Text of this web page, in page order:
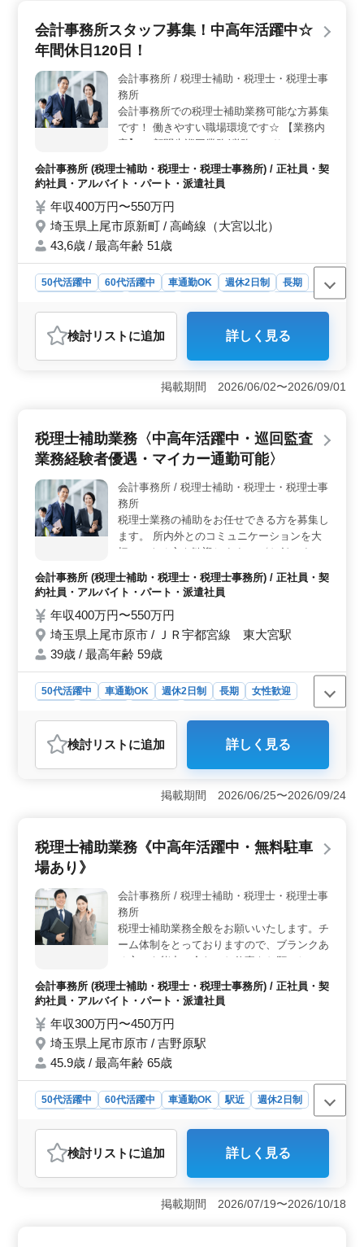
ライフバランスが整った環境で、充実したプライベート
を楽しむことが可能です。さらに、車通勤が可能である
をスムーズに図ることができます。 ＜ベテラン経験
者歓迎＞ 経験豊富な方々を歓迎し、彼らの貴重な経験
を活かして会計事務所の業務に貢献していただける環境
です。ベテランの方々が持つ洞察力や解決能力は、チー
ム全体の力を高め、お客様に最高水準のサービスを提供
会計事務所スタッフ募集！中高年活躍中☆
年間休日120日！
会計事務所 / 税理士補助・税理士・税理士事
務所
会計事務所での税理士補助業務可能な方募集
です！ 働きやすい職場環境です☆ 【業務内
容】 ・顧問先巡回業務(税務コンサルティン
グ・自計化指導等) ・各種申告書作成(法人
税・消費税・所得税) ・給与計算 ・社会保
険、労働保険関係業務 ・確定申告時期の対
応(個人事業主や企業役員) ・年末調整や法定
調書の作成 ＊正社員及びアルバイト・パー
トも募集！ ＊税理士資格取得希望者も歓迎
す！
会計事務所 (税理士補助・税理士・税理士事務所) / 正社員・契
約社員・アルバイト・パート・派遣社員
年収400万円〜550万円
埼玉県上尾市原新町 / 高崎線（大宮以北）
43,6歳 / 最高年齢 51歳
50代活躍中 60代活躍中 車通勤OK 週休2日制
長期
派遣社員
会計事務所
おすすめポイント
＜働きやすさ＞ 埼玉県上尾市原新町に位置する会計事
務所では、年間休日が120日と多く、週休2日制で残業も
少なめです。中高年層が活躍する環境で、女性も歓迎さ
所経験者を募集し、税理士補助業務を担当します。ま
た、税理士資格取得希望者も歓迎されています。ベテラ
発展が期待できます。給与は年収400万円〜550万円で、
賞与も年2回支給されます。 ＜立地＆交通アクセス
＞ 高崎線（大宮以北）沿線に位置し、車通勤が可能で
す。通勤手当は全額支給され、交通費の負担を軽減しま
す。これにより、通勤ストレスを最小限に抑え、快適な
検討リスト に追加 詳しく見る
掲載期間 2026/06/02〜2026/09/01
税理士補助業務〈中高年活躍中・巡回監査
業務経験者優遇・マイカー通勤可能〉
会計事務所 / 税理士補助・税理士・税理士事
務所
税理士業務の補助をお任せできる方を募集し
ます。 所内外とのコミュニケーションを大
切にできる方を歓迎します。 〈お任せする
仕事内容〉 ・記帳代行 ・決算書、申告書作
成の補助 ・来客対応、電話対応 ・顧問先の
巡回監査、経理指導等 ・その他税理士補助
業務 ◯マイカー通勤可能、無料駐車場ござ
います ◯税理士有資格者、税理士試験科目
合格者の方は条件面で優遇します ☆50代以
での経験を活かしてお仕事をしていただけま
す☆
会計事務所 (税理士補助・税理士・税理士事務所) / 正社員・契
約社員・アルバイト・パート・派遣社員
年収400万円〜550万円
埼玉県上尾市原市 / ＪＲ宇都宮線 東大宮駅
39歳 / 最高年齢 59歳
50代活躍中 車通勤OK 週休2日制 長期
女性歓迎
おすすめポイント
＜経験者優遇・マイカー通勤可能＞ 埼玉県上尾市原市
に位置する会計事務所では、税理士業務の補助を経験豊
富な方々からのご応募を歓迎しています。中高年の方々
お待ちしています。 ＜やりがいのある業務内容＞
税理士業務の補助業務を担当していただきます。記帳代
ます。また、顧問先の巡回監査や経理指導など、多彩な
業務があります。経験者や有資格者は特に歓迎されま
す。 ＜充実した福利厚生＞ 年収400万円から550万
円という魅力的な報酬に加えて、通勤手当の支給や年2回
の賞与など、充実した福利厚生が整っています。さら
検討リスト に追加 詳しく見る
掲載期間 2026/06/25〜2026/09/24
税理士補助業務《中高年活躍中・無料駐車
場あり》
会計事務所 / 税理士補助・税理士・税理士事
務所
税理士補助業務全般をお願いいたします。チ
ーム体制をとっておりますので、ブランクあ
る方でも能力に合わせお仕事をお願いしてい
きます。 ・税理士補助業務 ・伝票記帳 ・ク
ライアント巡回監査(経理事務の指導、各種
税務相談) ・コンピュータ入力 ・クライアン
トでの記帳業務及び総務関連業務 等 ＊50代
のベテラン会計事務所経験者活躍中 ＊ブラ
ンクある方でも安心して業務に取り組める環
会計事務所 (税理士補助・税理士・税理士事務所) / 正社員・契
約社員・アルバイト・パート・派遣社員
年収300万円〜450万円
埼玉県上尾市原市 / 吉野原駅
45.9歳 / 最高年齢 65歳
50代活躍中 60代活躍中 車通勤OK 駅近
週休2日制
おすすめポイント
＜経験豊富な税理士補助者を求める会計事務所＞ 経験
豊富な税理士補助者を募集しています。チーム体制で業
務を行い、ブランクのある方も安心して取り組める環境
検討リスト に追加 詳しく見る
掲載期間 2026/07/19〜2026/10/18